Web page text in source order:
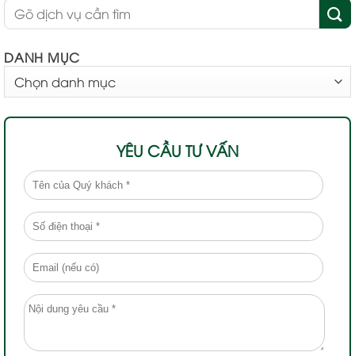
DANH MỤC
MỤC
YÊU CẦU TƯ VẤN